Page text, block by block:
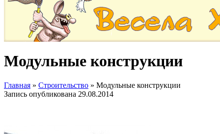
Модульные конструкции
Главная » Строительство » Модульные конструкции
Запись опубликована 29.08.2014